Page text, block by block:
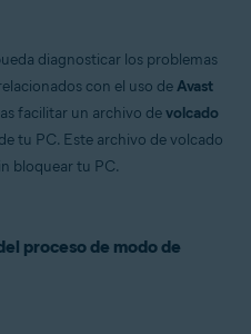
diagnosticar los problemas
con el uso deAvast
facilitar un archivo devolcado
de tu PC. Este archivo de volcado
bloquear tu PC.
proceso de modo de